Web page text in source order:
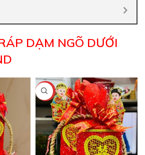
DẠM NGÕ DƯỚI
-6%